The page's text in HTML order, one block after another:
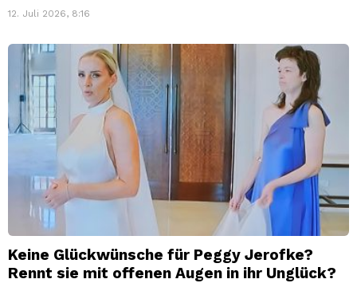
12. Juli 2026, 8:16
Keine Glückwünsche für Peggy Jerofke?
Rennt sie mit offenen Augen in ihr Unglück?